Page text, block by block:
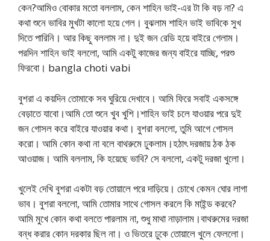
কেন?আমিও বোকার মতো বললাম, কেন শাহিন ভাই-এর টা কি বড় না? এ
কথা শুনে ভাবির মুখটা কালো হয়ে গেল। বুঝলাম শাহিন ভাই ভাবিকে সুখ
দিতে পারিনি। আর কিছু বললাম না। দুই জন রেডি হয়ে বাইরে গেলাম।
পরদিন শাহিন ভাই বললো, আমি একটু কাজের জন্য বাইরে যাচ্ছি, পরশু
ফিরবো। bangla choti vabi
বুশরা এ কয়দিন তোমাকে সব ঘুরিয়ে দেখাবে। আমি ফিরে সবাই একসঙ্গে
বেড়াতে যাবো।আমি তো শুনে খুব খুশি।শাহিন ভাই চলে যাওয়ার পরে দুই
জন গোসল করে বাইরে যাওয়ার কথা। বুশরা বললো, তুমি আগে গোসল
করো। আমি কোন কথা না বলে বাথরুমে ঢুকলাম।হঠাৎ দরজায় ঠক ঠক
আওয়াজ। আমি বললাম, কি হয়েছে ভাবি? সে বললো, একটু দরজা খুলো।
খুলেই দেখি বুশরা একটা বড় তোয়ালে পরে দাড়িয়ে। চোখে কেমন ঘোর লাগা
ভাব। বুশরা বললো, আমি তোমার সাথে গোসল করলে কি মাইন্ড করবে?
আমি মুখে কোন কথা বলতে পারলাম না, শুধু মাথা নাড়ালাম।বাথরুমের দরজা
বন্ধ করার কোন দরকার ছিল না। ও ভিতরে ঢুকে তোয়ালে খুলে ফেললো।